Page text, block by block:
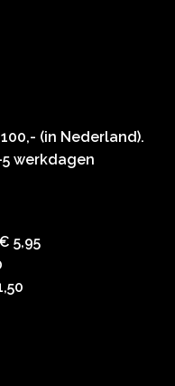
(in Nederland).
werkdagen
5,95